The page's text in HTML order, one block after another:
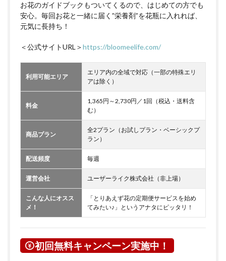
お花のガイドブックもついてくるので、はじめての方でも
安心。毎回お花と一緒に届く”栄養剤”を花瓶に入れれば、
元気に長持ち！
＜公式サイトURL＞https://bloomeelife.com/
利用可能エリア
エリア内の全域で対応（一部の特殊エリ
アは除く）
料金
1,365円～2,730円／1回（税込・送料含
む）
商品プラン
全2プラン（お試しプラン・ベーシックプ
ラン）
配送頻度 毎週
運営会社 ユーザーライク株式会社（非上場）
こんな人にオスス
メ！
「とりあえず花の定期便サービスを始め
てみたい♪」というアナタにピッタリ！
初回無料キャンペーン実施中！